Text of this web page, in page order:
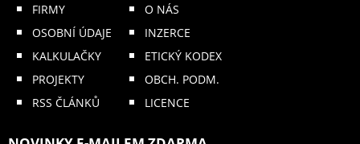
FIRMY
OSOBNÍ ÚDAJE
KALKULAČKY
PROJEKTY
RSS ČLÁNKŮ
O NÁS
INZERCE
ETICKÝ KODEX
OBCH. PODM.
LICENCE